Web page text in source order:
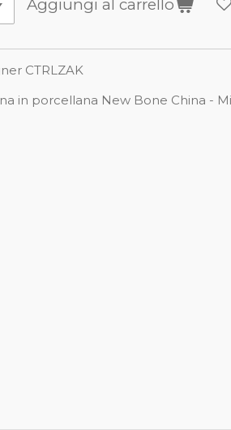
Aggiungi al carrello
CTRLZAK
in porcellana New Bone China -